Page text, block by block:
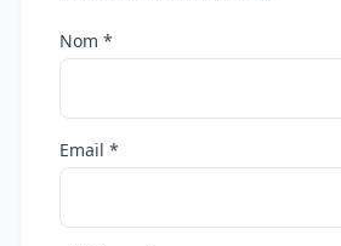
Nom *
Email *